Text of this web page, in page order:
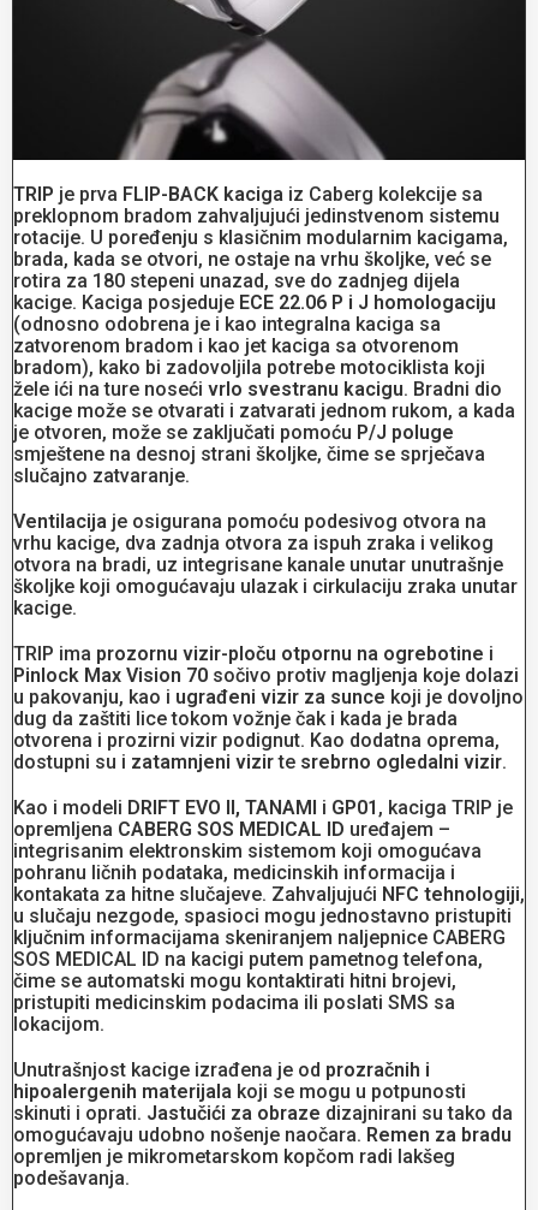
TRIP je prva FLIP-BACK kaciga iz Caberg kolekcije sa
preklopnom bradom zahvaljujući jedinstvenom sistemu
rotacije. U poređenju s klasičnim modularnim kacigama,
brada, kada se otvori, ne ostaje na vrhu školjke, već se
rotira za 180 stepeni unazad, sve do zadnjeg dijela
kacige. Kaciga posjeduje ECE 22.06 P i J homologaciju
(odnosno odobrena je i kao integralna kaciga sa
zatvorenom bradom i kao jet kaciga sa otvorenom
bradom), kako bi zadovoljila potrebe motociklista koji
žele ići na ture noseći vrlo svestranu kacigu. Bradni dio
kacige može se otvarati i zatvarati jednom rukom, a kada
je otvoren, može se zaključati pomoću P/J poluge
smještene na desnoj strani školjke, čime se sprječava
slučajno zatvaranje.
Ventilacija je osigurana pomoću podesivog otvora na
vrhu kacige, dva zadnja otvora za ispuh zraka i velikog
otvora na bradi, uz integrisane kanale unutar unutrašnje
školjke koji omogućavaju ulazak i cirkulaciju zraka unutar
kacige.
TRIP ima prozornu vizir-ploču otpornu na ogrebotine i
Pinlock Max Vision 70 sočivo protiv magljenja koje dolazi
u pakovanju, kao i ugrađeni vizir za sunce koji je dovoljno
dug da zaštiti lice tokom vožnje čak i kada je brada
otvorena i prozirni vizir podignut. Kao dodatna oprema,
dostupni su i zatamnjeni vizirte srebrno ogledalni vizir.
Kao i modeli DRIFT EVO II, TANAMI i GP01 , kaciga TRIP je
opremljena CABERG SOS MEDICAL ID uređajem –
integrisanim elektronskim sistemom koji omogućava
pohranu ličnih podataka, medicinskih informacija i
kontakata za hitne slučajeve. Zahvaljujući NFC tehnologiji,
u slučaju nezgode, spasioci mogu jednostavno pristupiti
ključnim informacijama skeniranjem naljepnice CABERG
SOS MEDICAL ID na kacigi putem pametnog telefona,
čime se automatski mogu kontaktirati hitni brojevi,
pristupiti medicinskim podacima ili poslati SMS sa
lokacijom.
Unutrašnjost kacige izrađena je od prozračnih i
hipoalergenih materijala koji se mogu u potpunosti
skinuti i oprati. Jastučići za obraze dizajnirani su tako da
omogućavaju udobno nošenje naočara. Remen za bradu
opremljen je mikrometarskom kopčom radi lakšeg
podešavanja.